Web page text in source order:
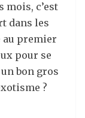
mois, c’est
dans les
au premier
pour se
bon gros
?